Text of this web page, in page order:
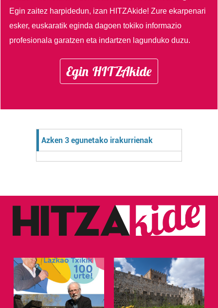
Egin zaitez harpidedun, izan HITZAkide!Zure ekarpenari
esker, euskaratik eginda dagoen tokiko informazio
profesionala garatzen eta indartzen lagunduko duzu.
Egin HITZAkide
Azken 3 egunetako irakurrienak